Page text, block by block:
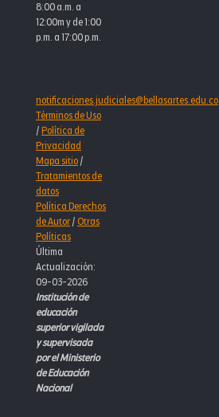
8:00 a.m. a
12:00m y de 1:00
p.m. a 17:00 p.m.
notificaciones.judiciales@bellasartes.edu.co
Términos de Uso
/Política de
Privacidad
Mapa sitio/
Tratamientos de
datos
Política Derechos
de Autor/Otras
Políticas
Última
Actualización:
09-03-2026
Institución de
educación
superior vigilada
y supervisada
por el Ministerio
de Educación
Nacional